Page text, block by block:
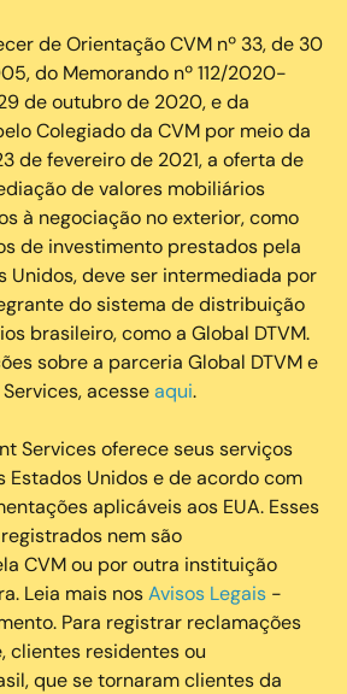
de Orientação CVM nº 33, de 30
do Memorando nº 112/2020-
de outubro de 2020, e da
Colegiado da CVM por meio da
de fevereiro de 2021, a oferta de
de valores mobiliários
à negociação no exterior, como
de investimento prestados pela
Unidos, deve ser intermediada por
do sistema de distribuição
brasileiro, como a Global DTVM.
sobre a parceria Global DTVM e
acesseaqui.
Services oferece seus serviços
Estados Unidos e de acordo com
aplicáveis aos EUA. Esses
nem são
CVM ou por outra instituição
Leia mais nosAvisos Legais -
Para registrar reclamações
clientes residentes ou
que se tornaram clientes da